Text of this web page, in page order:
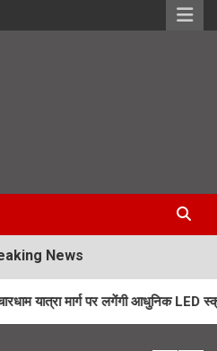
News
पर लगेंगी आधुनिक LED स्क्रीन SIR